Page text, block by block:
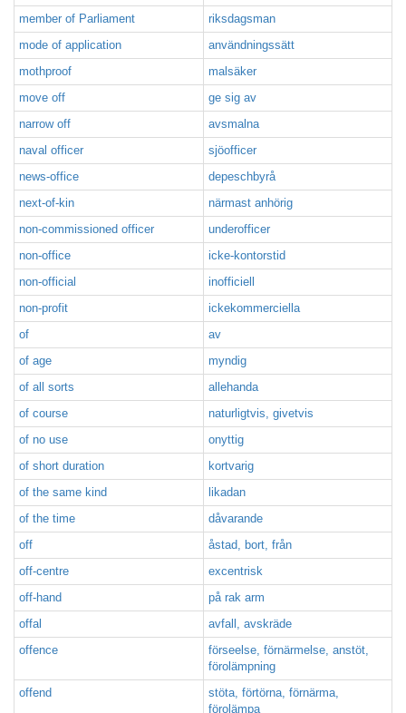
member of Parliament
riksdagsman
mode of application
användningssätt
mothproof
malsäker
move off
ge sig av
narrow off
avsmalna
naval officer
sjöofficer
news-office
depeschbyrå
next-of-kin
närmast anhörig
non-commissioned officer
underofficer
non-office
icke-kontorstid
non-official
inofficiell
non-profit
ickekommerciella
of
av
of age
myndig
of all sorts
allehanda
of course
naturligtvis, givetvis
of no use
onyttig
of short duration
kortvarig
of the same kind
likadan
of the time
dåvarande
off
åstad, bort, från
off-centre
excentrisk
off-hand
på rak arm
offal
avfall, avskräde
offence
förseelse, förnärmelse, anstöt,
förolämpning
offend
stöta, förtörna, förnärma,
förolämpa